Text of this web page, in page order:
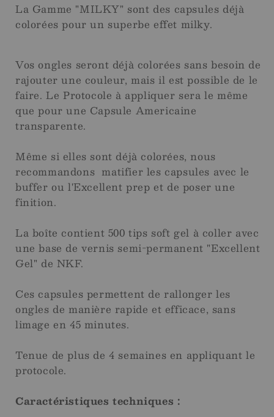
La Gamme "MILKY" sont des capsules déjà
colorées pour un superbe effet milky.
Vos ongles seront déjà colorées sans besoin de
rajouter une couleur, mais il est possible de le
faire. Le Protocole à appliquer sera le même
que pour une Capsule Americaine
transparente.
Même si elles sont déjà colorées, nous
recommandons matifier les capsules avec le
buffer ou l'Excellent prep et de poser une
finition.
La boîte contient 500 tips soft gel à coller avec
une base de vernis semi-permanent "Excellent
Gel" de NKF.
Ces capsules permettent de rallonger les
ongles de manière rapide et efficace, sans
limage en 45 minutes.
Tenue de plus de 4 semaines en appliquant le
protocole.
Caractéristiques techniques :